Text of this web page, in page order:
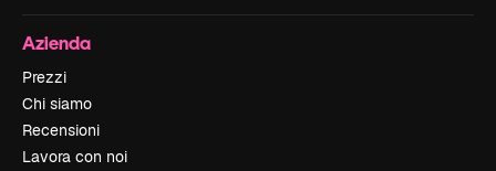
Azienda
Prezzi
Chi siamo
Recensioni
Lavora con noi